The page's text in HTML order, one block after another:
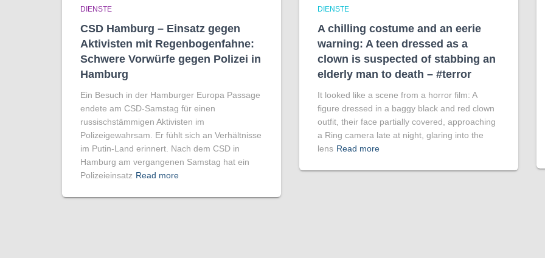
DIENSTE
CSD Hamburg – Einsatz gegen
Aktivisten mit Regenbogen­fahne:
Schwere Vorwürfe gegen Polizei in
Hamburg
Ein Besuch in der Hamburger Europa Passage
endete am CSD-Samstag für einen
russischstämmigen Aktivisten im
Polizeigewahrsam. Er fühlt sich an Verhältnisse
im Putin-Land erinnert. Nach dem CSD in
Hamburg am vergangenen Samstag hat ein
Polizeieinsatz Read more
DIENSTE
A chilling costume and an eerie
warning: A teen dressed as a
clown is suspected of stabbing an
elderly man to death – #terror
It looked like a scene from a horror film: A
figure dressed in a baggy black and red clown
outfit, their face partially covered, approaching
a Ring camera late at night, glaring into the
lens Read more